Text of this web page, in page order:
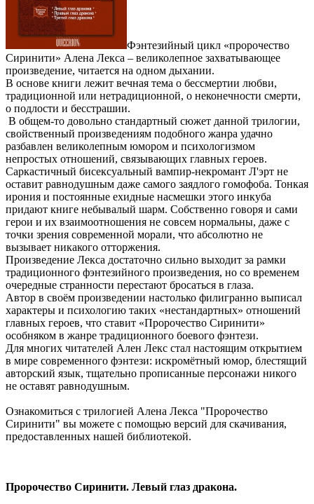
Фэнтезийный цикл «пророчество
Сиринити» Алена Лекса – великолепное захватывающее
произведение, читается на одном дыхании.
В основе книги лежит вечная тема о бессмертии любви,
традиционной или нетрадиционной, о неконечности смерти,
о подлости и бесстрашии.
В общем-то довольно стандартный сюжет данной трилогии,
свойственный произведениям подобного жанра удачно
разбавлен великолепным юмором и психологизмом
непростых отношений, связывающих главных героев.
Саркастичный бисексуальный вампир-некромант Л'эрт не
оставит равнодушным даже самого заядлого гомофоба. Тонкая
ирония и постоянные ехидные насмешки этого инкуба
придают книге небывалый шарм. Собственно говоря и сами
герои и их взаимоотношения не совсем нормальны, даже с
точки зрения современной морали, что абсолютно не
вызывает никакого отторжения.
Произведение Лекса достаточно сильно выходит за рамки
традиционного фэнтезийного произведения, но со временем
очередные странности перестают бросаться в глаза.
Автор в своём произведении настолько филигранно выписал
характеры и психологию таких «нестандартных» отношений
главных героев, что ставит «Пророчество Сиринити»
особняком в жанре традиционного боевого фэнтези.
Для многих читателей Ален Лекс стал настоящим открытием
в мире современного фэнтези: искромётный юмор, блестящий
авторский язык, тщательно прописанные персонажи никого
не оставят равнодушным.
Ознакомиться с трилогией Алена Лекса "Пророчество
Сиринити" вы можете с помощью версий для скачивания,
предоставленных нашей библиотекой.
Пророчество Сиринити. Левый глаз дракона.